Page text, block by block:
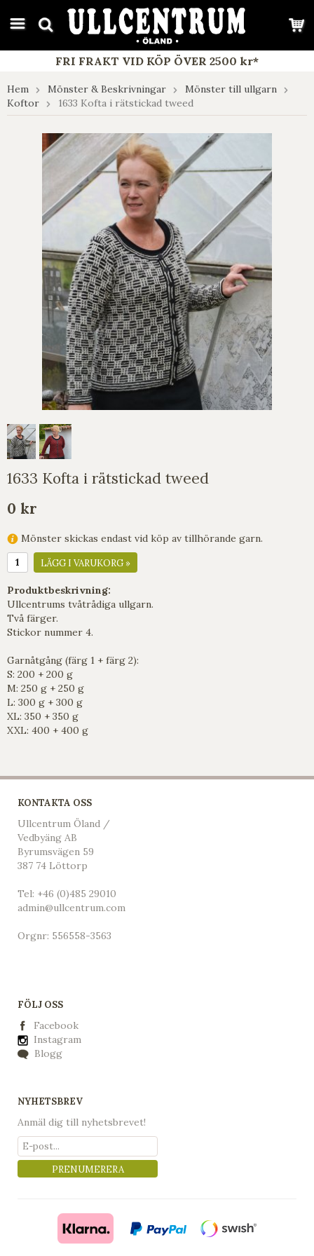
google-site-verification: google7e4b1026db5d9f32.html
FRI FRAKT VID KÖP ÖVER 2500 kr*
Hem Mönster & Beskrivningar
Mönster till ullgarn
Koftor
1633 Kofta i rätstickad tweed
1633 Kofta i rätstickad tweed
0 kr
Mönster skickas endast vid köp av tillhörande garn.
LÄGG I VARUKORG »
Produktbeskrivning:
Ullcentrums tvåtrådiga ullgarn.
Två färger.
Stickor nummer 4.
Garnåtgång (färg 1 + färg 2):
S: 200 + 200 g
M: 250 g + 250 g
L: 300 g + 300 g
XL: 350 + 350 g
XXL: 400 + 400 g
KONTAKTA OSS
Ullcentrum Öland /
Vedbyäng AB
Byrumsvägen 59
387 74 Löttorp
Tel: +46 (0)485 29010
admin@ullcentrum.com
Orgnr: 556558-3563
FÖLJ OSS
Facebook
Instagram
Blogg
NYHETSBREV
Anmäl dig till nyhetsbrevet!
PRENUMERERA